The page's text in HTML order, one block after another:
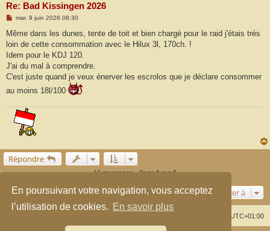
En poursuivant votre navigation, vous acceptez
l’utilisation de cookies. En savoir plus
Re: Bad Kissingen 2026
M
s
a
g
mar. 9 juin 2026 08:30
Même dans les dunes, tente de toit et bien chargé pour le raid j'étais très
loin de cette consommation avec le Hilux 3l, 170ch. !
Idem pour le KDJ 120.
J'ai du mal à comprendre.
C'est juste quand je veux énerver les escrolos que je déclare consommer
au moins 18l/100
Répondre
16 messages • Page1sur1
Aller à
UTC+01:00